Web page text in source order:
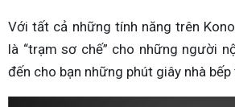
Với tất cả những tính năng trên
là “trạm sơ chế” cho những người
đến cho bạn những phút giây nhà